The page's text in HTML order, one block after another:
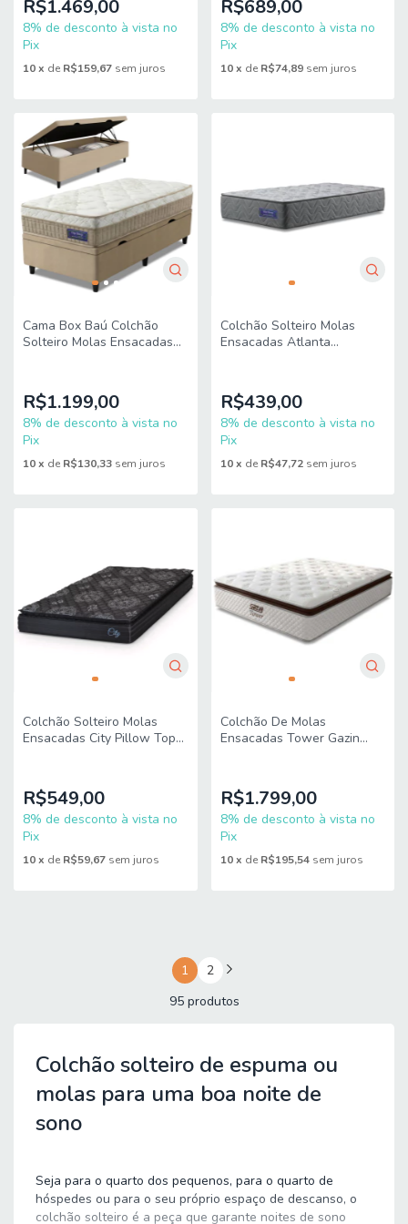
R$1.469,00
8% de desconto à vista no
Pix
10x de R$159,67 sem juros
R$689,00
8% de desconto à vista no
Pix
10 x de R$74,89 sem juros
Cama Box Baú Colchão
Solteiro Molas Ensacadas
R$1.199,00
8% de desconto à vista no
Pix
10x de R$130,33 sem juros
Colchão Solteiro Molas
Ensacadas Atlanta
R$439,00
8% de desconto à vista no
Pix
10 x de R$47,72 sem juros
Colchão Solteiro Molas
Ensacadas City Pillow Top
R$549,00
8% de desconto à vista no
Pix
10x de R$59,67 sem juros
Colchão De Molas
Ensacadas Tower Gazin
R$1.799,00
8% de desconto à vista no
Pix
10 x de R$195,54 sem juros
1
2
95 produtos
Colchão solteiro de espuma ou
molas para uma boa noite de
sono
Seja para o quarto dos pequenos, para o quarto de
hóspedes ou para o seu próprio espaço de descanso, o
colchão solteiro é a peça que garante noites de sono